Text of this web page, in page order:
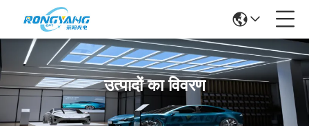
उत्पादों का विवरण